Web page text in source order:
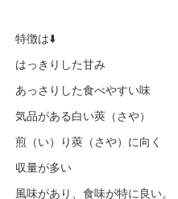
特徴は⬇️
はっきりした甘み
あっさりした食べやすい味
気品がある白い莢（さや）
煎（い）り莢（さや）に向く
収量が多い
風味があり、食味が特に良い。